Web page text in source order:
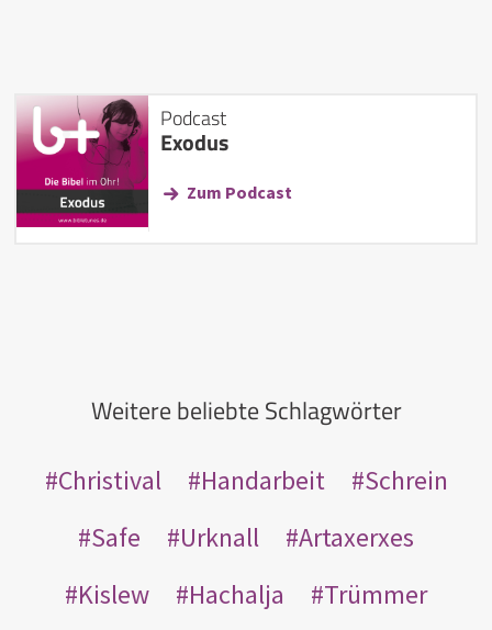
Podcast
Exodus
Zum Podcast
Weitere beliebte Schlagwörter
Christival Handarbeit
Schrein
Safe
Urknall
Artaxerxes
Kislew
Hachalja
Trümmer